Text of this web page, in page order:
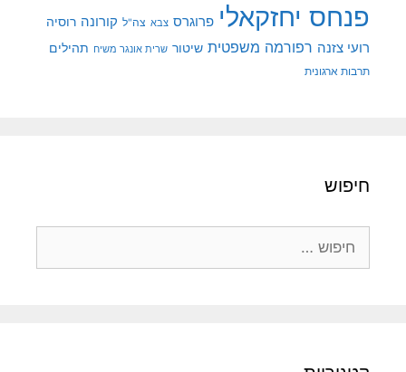
פנחס יחזקאלי פרוגרס צבא צה"ל קורונה רוסיה
רועי צזנה רפורמה משפטית שיטור שרית אונגר משיח תהילים
תרבות ארגונית
חיפוש